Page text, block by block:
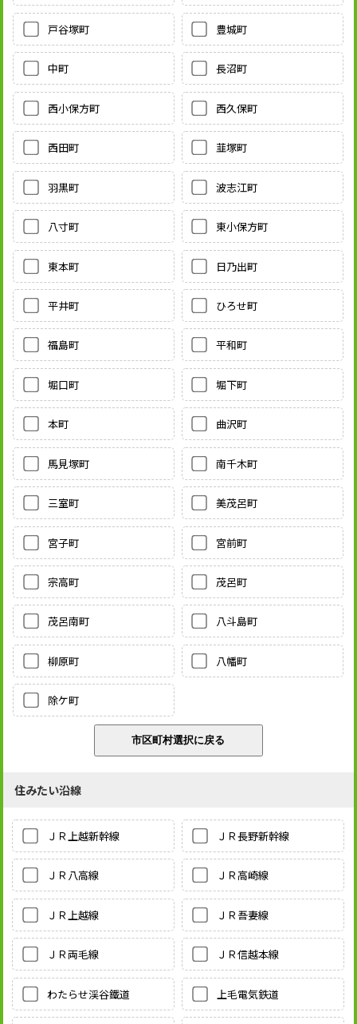
戸谷塚町 豊城町
中町 長沼町
西小保方町 西久保町
西田町 韮塚町
羽黒町 波志江町
八寸町 東小保方町
東本町 日乃出町
平井町 ひろせ町
福島町 平和町
堀口町 堀下町
本町 曲沢町
馬見塚町 南千木町
三室町 美茂呂町
宮子町 宮前町
宗高町 茂呂町
茂呂南町 八斗島町
柳原町 八幡町
除ケ町
住みたい沿線
ＪＲ上越新幹線 ＪＲ長野新幹線
ＪＲ八高線 ＪＲ高崎線
ＪＲ上越線 ＪＲ吾妻線
ＪＲ両毛線 ＪＲ信越本線
わたらせ渓谷鐵道 上毛電気鉄道